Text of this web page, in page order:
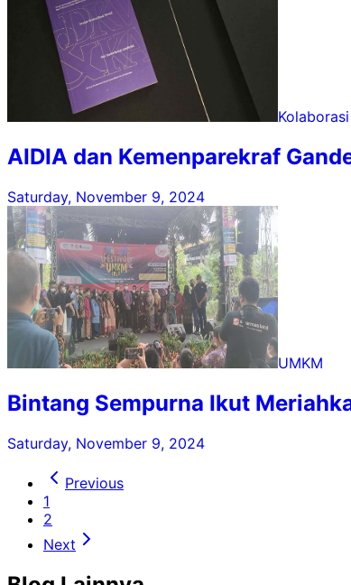
Kolaborasi
AIDIA dan Kemenparekraf
Saturday, November 9, 2024
UMKM
Bintang Sempurna Ikut
Saturday, November 9, 2024
Previous
1
2
Next